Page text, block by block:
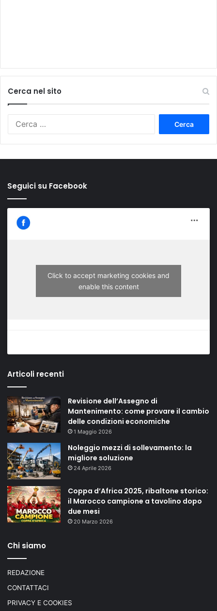
Cerca nel sito
Seguici su Facebook
Click to accept marketing cookies and
enable this content
Articoli recenti
Revisione dell’Assegno di
Mantenimento: come provare il cambio
delle condizioni economiche
1 Maggio 2026
Noleggio mezzi di sollevamento: la
migliore soluzione
24 Aprile 2026
Coppa d’Africa 2025, ribaltone storico:
il Marocco campione a tavolino dopo
due mesi
20 Marzo 2026
Chi siamo
REDAZIONE
CONTATTACI
PRIVACY E COOKIES